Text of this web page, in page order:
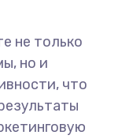
не только
но и
что